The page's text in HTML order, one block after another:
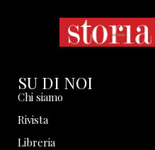
SU DI NOI
Chi siamo
Rivista
Libreria